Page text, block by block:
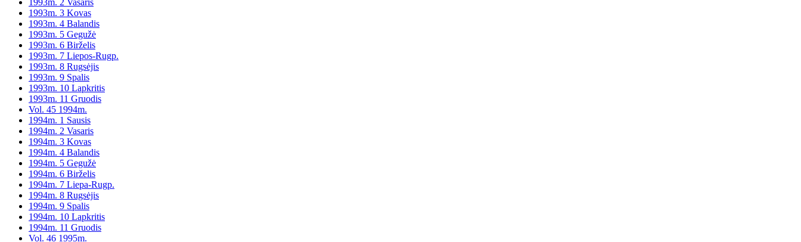
1993m. 2 Vasaris
1993m. 3 Kovas
1993m. 4 Balandis
1993m. 5 Gegužė
1993m. 6 Birželis
1993m. 7 Liepos-Rugp.
1993m. 8 Rugsėjis
1993m. 9 Spalis
1993m. 10 Lapkritis
1993m. 11 Gruodis
Vol. 45 1994m.
1994m. 1 Sausis
1994m. 2 Vasaris
1994m. 3 Kovas
1994m. 4 Balandis
1994m. 5 Gegužė
1994m. 6 Birželis
1994m. 7 Liepa-Rugp.
1994m. 8 Rugsėjis
1994m. 9 Spalis
1994m. 10 Lapkritis
1994m. 11 Gruodis
Vol. 46 1995m.